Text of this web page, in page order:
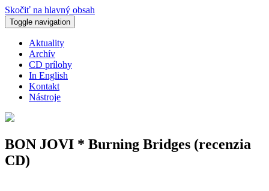
Skočiť na hlavný obsah
Toggle navigation
Aktuality
Archív
CD prílohy
In English
Kontakt
Nástroje
BON JOVI * Burning Bridges (recenzia
CD)